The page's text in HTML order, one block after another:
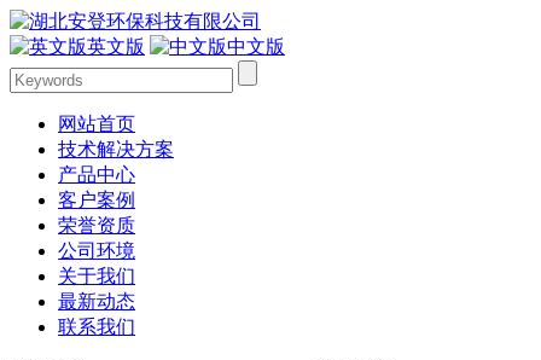
英文版 中文版
网站首页
技术解决方案
产品中心
客户案例
荣誉资质
公司环境
关于我们
最新动态
联系我们